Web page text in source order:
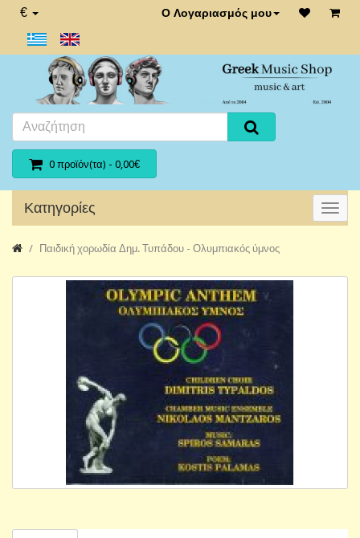
€ Ο Λογαριασμός μου
0 προϊόν(τα) - 0,00€
Κατηγορίες
Παιδική χορωδία Δημ. Τυπάδου - Ολυμπιακός ύμνος